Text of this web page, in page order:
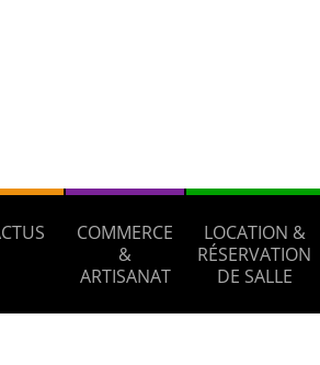
COMMERCE
&
ARTISANAT
LOCATION &
RÉSERVATION
DE SALLE